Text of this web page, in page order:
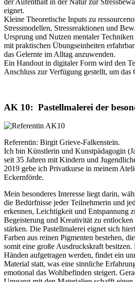
der Aufenthalt in der Natur zur
eignet.
Kleine Theoretische Inputs zu
Stressmodellen, Stressreaktionen und
Ursprung und Nutzen mentaler Techniken
mit praktischen Übungseinheiten
das Gelernte im Alltag anzuwenden.
Ein Handout in digitaler Form wird den
Anschluss zur Verfügung gestellt, um das
AK 10: Pastellmalerei der
Referentin: Birgit Grieve-Falkenstein.
Ich bin Künstlerin und Kunstpädagogin
seit 35 Jahren mit Kindern und
2019 gebe ich Privatkurse in meinem
Eckernförde.
Mein besonderes Interesse liegt darin,
die Bedürfnisse jeder Teilnehmerin und
erkennen, Leichtigkeit und Entspannung
Begeisterung und Kreativität zu
stärken. Die Pastellmalerei eignet sich
Farben aus reinen Pigmenten bestehen,
somit eine große Ausdruckskraft besitzen.
Händen aufgetragen werden, findet ein
Material statt, was eine sinnliche
emotional das Wohlbefinden steigert.